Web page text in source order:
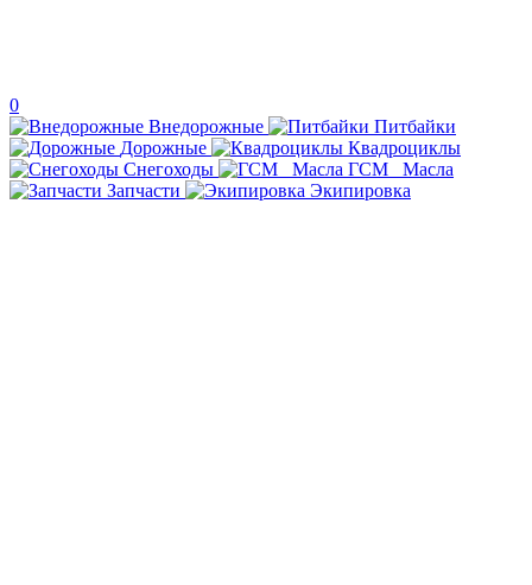
0
Внедорожные
Питбайки
Дорожные
Квадроциклы
Снегоходы
ГСМ _Масла
Запчасти
Экипировка